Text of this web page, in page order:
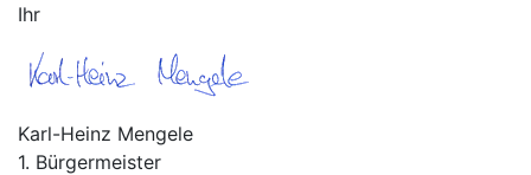
Ihr
Karl-Heinz Mengele
1. Bürgermeister